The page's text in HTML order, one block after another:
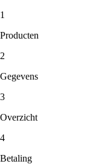
1
Producten
2
Gegevens
3
Overzicht
4
Betaling